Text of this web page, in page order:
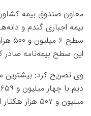
معاون صندوق بیمه
بیمه اجباری گندم و
این سطح بیمه‌نامه صادر
وی تصریح کرد:
میلیون و ۵۰۷ هزار هکتار است.